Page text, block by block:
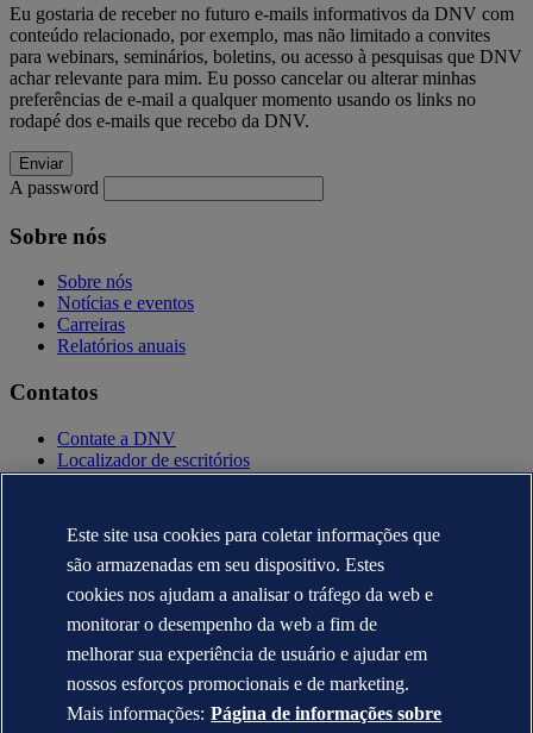
Eu gostaria de receber no futuro e-mails informativos da DNV com
conteúdo relacionado, por exemplo, mas não limitado a convites
para webinars, seminários, boletins, ou acesso à pesquisas que DNV
achar relevante para mim. Eu posso cancelar ou alterar minhas
preferências de e-mail a qualquer momento usando os links no
rodapé dos e-mails que recebo da DNV.
A password
Sobre nós
Sobre nós
Notícias e eventos
Carreiras
Relatórios anuais
Contatos
Contate a DNV
Localizador de escritórios
Contatos para imprensa
Política de privacidade
Termo de uso
Copyright © DNV AS 2025
Informação sobre cookies
Este site usa cookies para coletar informações que
são armazenadas em seu dispositivo. Estes
cookies nos ajudam a analisar o tráfego da web e
monitorar o desempenho da web a fim de
melhorar sua experiência de usuário e ajudar em
nossos esforços promocionais e de marketing.
Mais informações: Página de informações sobre